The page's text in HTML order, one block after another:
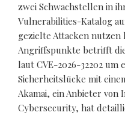
zwei Schwachstellen in
Vulnerabilities-Katalog
gezielte Attacken nutzen
Angriffspunkte betrifft
laut CVE-2026-32202 um
Sicherheitslücke mit
Akamai, ein Anbieter
Cybersecurity, hat